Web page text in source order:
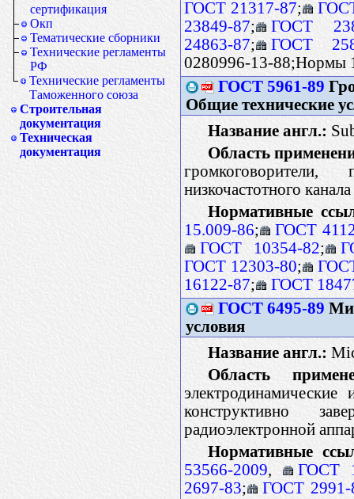
сертификация
Окп
Тематические сборники
Технические регламенты
РФ
Технические регламенты
Таможенного союза
Строительная
документация
Техническая
документация
ГОСТ 21317-87;
23849-87;
ГОСТ
24863-87;
ГОСТ
0280996-13-88;Нормы
ГОСТ 5961-89
Общие технические
Название англ.:
Область
громкоговорители,
низкочастотного
Нормативные
15.009-86;
ГОСТ
ГОСТ 10354-82;
ГОСТ 12303-80;
16122-87;
ГОСТ
ГОСТ 6495-89
условия
Название англ.:
Область
конструктивно
радиоэлектронной
Нормативные
53566-2009,
ГОСТ
2697-83;
ГОСТ 2991-